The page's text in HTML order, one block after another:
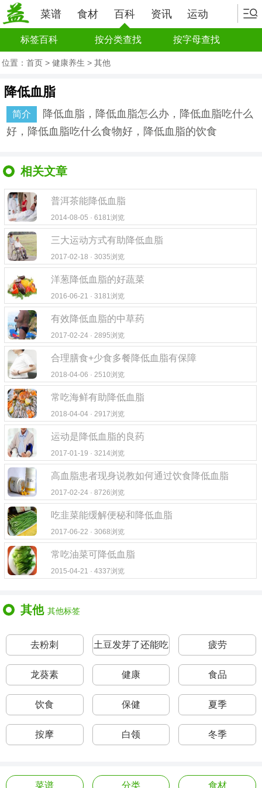
菜谱 食材 百科 资讯 运动
标签百科 按分类查找 按字母查找
位置： 首页 > 健康养生 > 其他
降低血脂
简介
降低血脂，降低血脂怎么办，降低血脂吃什么
好，降低血脂吃什么食物好，降低血脂的饮食
相关文章
普洱茶能降低血脂
2014-08-05 · 6181浏览
三大运动方式有助降低血脂
2017-02-18 · 3035浏览
洋葱降低血脂的好蔬菜
2016-06-21 · 3181浏览
有效降低血脂的中草药
2017-02-24 · 2895浏览
合理膳食+少食多餐降低血脂有保障
2018-04-06 · 2510浏览
常吃海鲜有助降低血脂
2018-04-04 · 2917浏览
运动是降低血脂的良药
2017-01-19 · 3214浏览
高血脂患者现身说教如何通过饮食降低血脂
2017-02-24 · 8726浏览
吃韭菜能缓解便秘和降低血脂
2017-06-22 · 3068浏览
常吃油菜可降低血脂
2015-04-21 · 4337浏览
其他 其他标签
去粉刺
土豆发芽了还能吃
吗
疲劳
龙葵素 健康 食品
饮食 保健 夏季
按摩 白领 冬季
菜谱 分类 食材